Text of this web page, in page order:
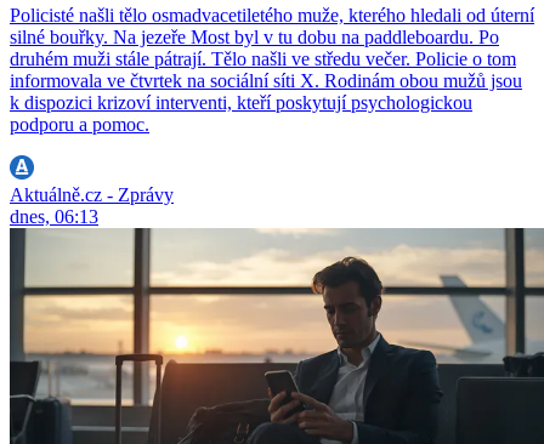
Policisté našli tělo osmadvacetiletého muže, kterého hledali od úterní
silné bouřky. Na jezeře Most byl v tu dobu na paddleboardu. Po
druhém muži stále pátrají. Tělo našli ve středu večer. Policie o tom
informovala ve čtvrtek na sociální síti X. Rodinám obou mužů jsou
k dispozici krizoví interventi, kteří poskytují psychologickou
podporu a pomoc.
Aktuálně.cz - Zprávy
dnes, 06:13